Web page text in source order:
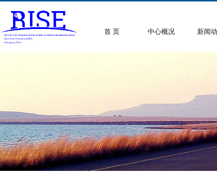
首 页 中心概况 新闻